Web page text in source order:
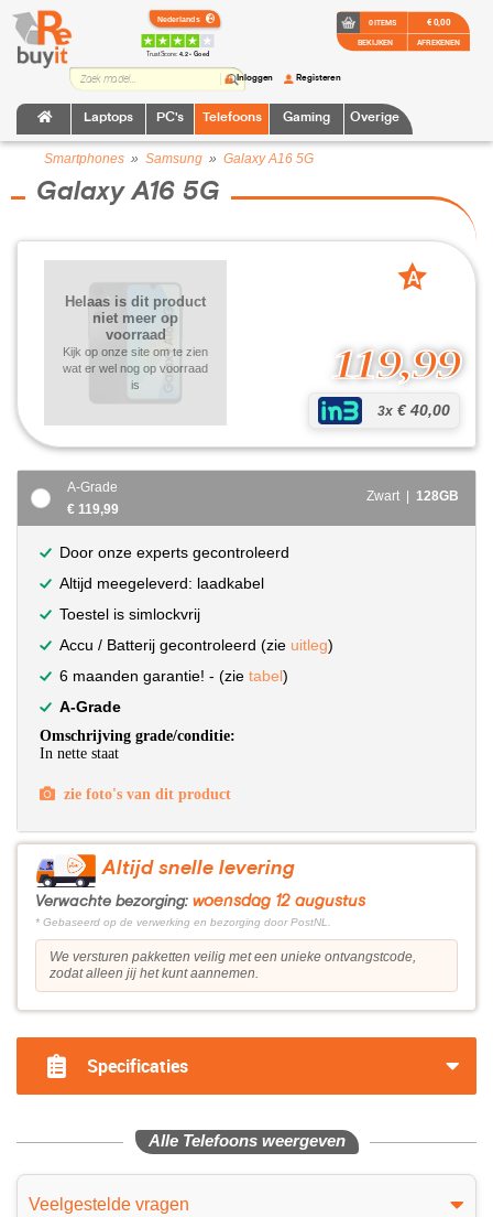
TrustScore:4.2 • Goed
Laptops PC's Telefoons Gaming Overige
Inloggen Registeren
0 ITEMS
BEKIJKEN
€ 0,00
AFREKENEN
Smartphones » Samsung » Galaxy A16 5G
Galaxy A16 5G
119,99
3x € 40,00
Helaas is dit product
niet meer op
voorraad
Kijk op onze site om te zien
wat er wel nog op voorraad
is
A
A-Grade
€ 119,99
Zwart | 128GB
Door onze experts gecontroleerd
Altijd meegeleverd: laadkabel
Toestel is simlockvrij
Accu / Batterij gecontroleerd (zie uitleg)
6 maanden garantie! - (zie tabel)
A-Grade
Omschrijving grade/conditie:
In nette staat
zie foto's van dit product
Altijd snelle levering
Verwachte bezorging: woensdag 12 augustus
* Gebaseerd op de verwerking en bezorging door PostNL.
We versturen pakketten veilig met een unieke ontvangstcode,
zodat alleen jij het kunt aannemen.
Specificaties
Alle Telefoons weergeven
Veelgestelde vragen